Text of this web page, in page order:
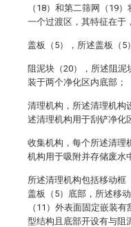
（18）和第二筛网（19
一个过渡区，其特征在于
盖板（5），所述盖板（5
阻泥块（20），所述阻
装于两个净化区内底部；
清理机构，所述清理机构
述清理机构用于刮铲净化
收集机构，每个所述清理
机构用于吸附并存储废水
所述清理机构包括移动框
盖板（5）底部，所述移
（11）外表面固定嵌装
型结构且底部开设有与阻